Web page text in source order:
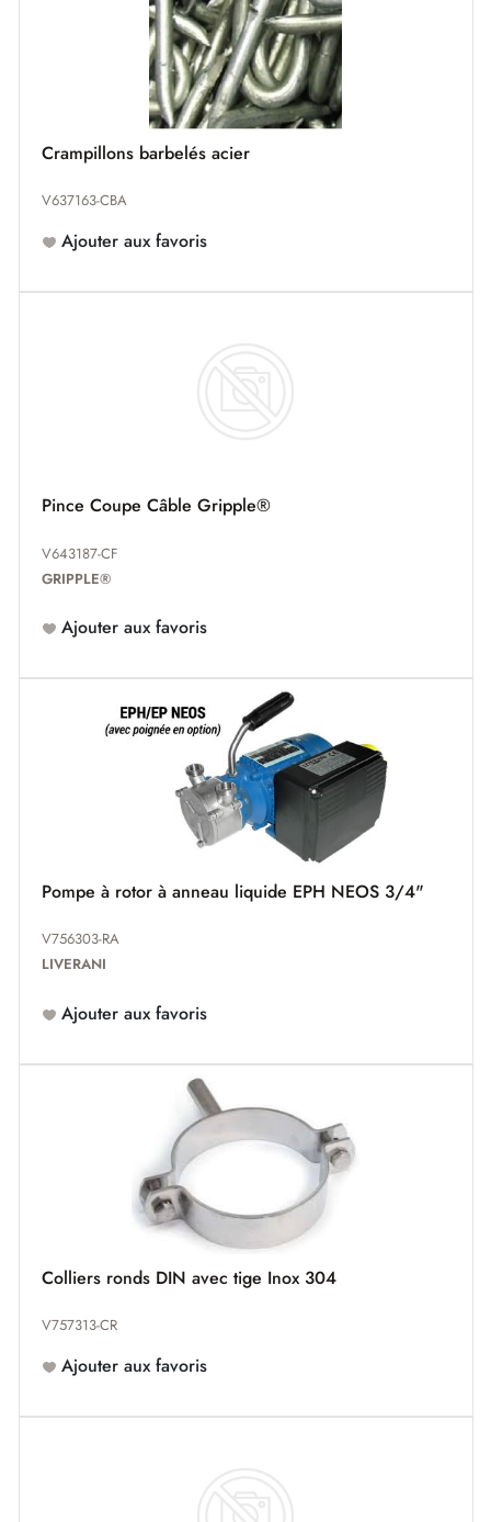
Crampillons barbelés acier
V637163-CBA
Ajouter aux favoris
Pince Coupe Câble Gripple®
V643187-CF
GRIPPLE®
Ajouter aux favoris
Pompe à rotor à anneau liquide EPH NEOS 3/4"
V756303-RA
LIVERANI
Ajouter aux favoris
Colliers ronds DIN avec tige Inox 304
V757313-CR
Ajouter aux favoris